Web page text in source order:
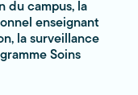
du campus, la
enseignant
la surveillance
Soins